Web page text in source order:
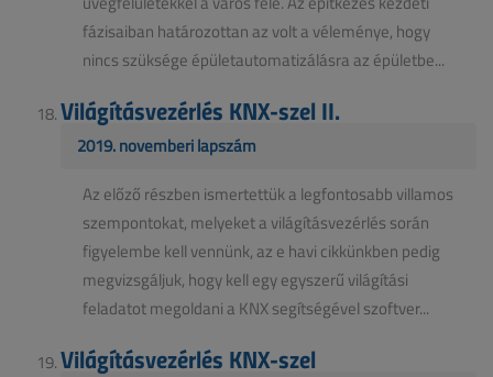
fázisaiban határozottan az volt a véleménye, hogy
nincs szüksége épületautomatizálásra az épületbe...
Világításvezérlés KNX-szel II.
2019. novemberi lapszám
Az előző részben ismertettük a legfontosabb villamos
szempontokat, melyeket a világításvezérlés során
figyelembe kell vennünk, az e havi cikkünkben pedig
megvizsgáljuk, hogy kell egy egyszerű világítási
feladatot megoldani a KNX segítségével szoftver...
Világításvezérlés KNX-szel